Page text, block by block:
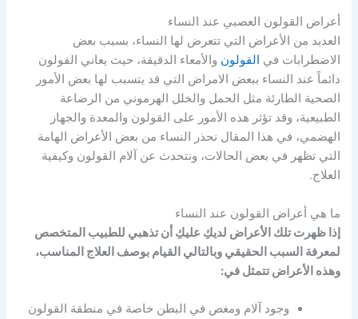
أعراض القولون العصبي عند النساء
العديد من الأعراض التي تتعرض لها النساء، بسبب بعض
الاضطرابات في القولون والأمعاء الدقيقة، حيث يعاني القولون
دائماً عند النساء ببعض الامراض التي قد يتسبب لها بعض الأمور
الصحية الطارئة مثل الحمل والخلل الهرموني من الرضاعة
الطبيعية، وقد تؤثر هذه الأمور على القولون والمعدة والجهاز
الهضمي، في هذا المقال نحذر النساء من بعض الأعراض الهامة
التي تظهر في بعض الحالات، ونتحدث عن آلام القولون وكيفية
العلاج.
ما هي أعراض القولون عند النساء
إذا ظهرت تلك الأعراض لديكِ عليكِ أن تذهبي للطبيب المتخصص
لمعرفة السبب الحقيقي وبالتالي القيام بوصف العلاج المناسب،
وهذه الأعراض تتمثل في:
وجود آلام ومغص في البطن خاصة في منطقة القولون